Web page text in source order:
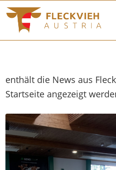
enthält die News aus
Startseite angezeigt